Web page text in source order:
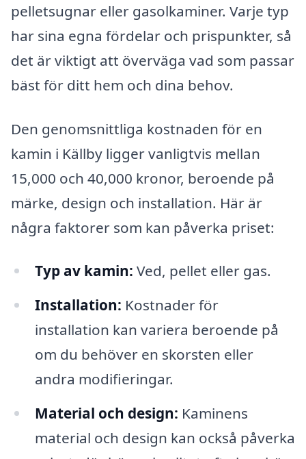
pelletsugnar eller gasolkaminer. Varje typ
har sina egna fördelar och prispunkter, så
det är viktigt att överväga vad som passar
bäst för ditt hem och dina behov.
Den genomsnittliga kostnaden för en
kamin i Källby ligger vanligtvis mellan
15,000 och 40,000 kronor, beroende på
märke, design och installation. Här är
några faktorer som kan påverka priset:
Typ av kamin: Ved, pellet eller gas.
Installation: Kostnader för
installation kan variera beroende på
om du behöver en skorsten eller
andra modifieringar.
Material och design: Kaminens
material och design kan också påverka